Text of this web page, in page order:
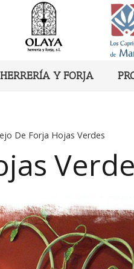
HERRERÍA Y FORJA
De Forja Hojas Verdes